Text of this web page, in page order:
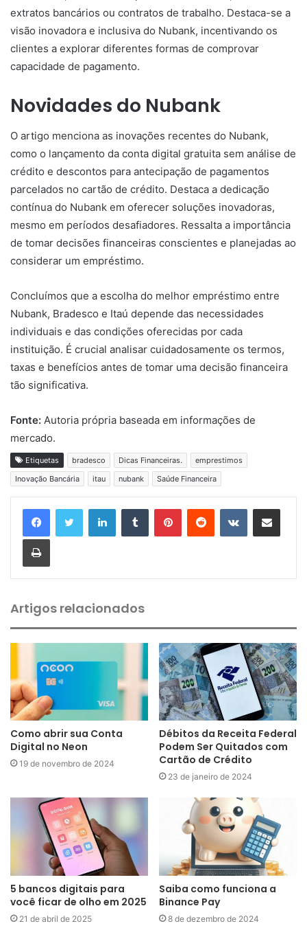
extratos bancários ou contratos de trabalho. Destaca-se a
visão inovadora e inclusiva do Nubank, incentivando os
clientes a explorar diferentes formas de comprovar
capacidade de pagamento.
Novidades do Nubank
O artigo menciona as inovações recentes do Nubank,
como o lançamento da conta digital gratuita sem análise de
crédito e descontos para antecipação de pagamentos
parcelados no cartão de crédito. Destaca a dedicação
contínua do Nubank em oferecer soluções inovadoras,
mesmo em períodos desafiadores. Ressalta a importância
de tomar decisões financeiras conscientes e planejadas ao
considerar um empréstimo.
Concluímos que a escolha do melhor empréstimo entre
Nubank, Bradesco e Itaú depende das necessidades
individuais e das condições oferecidas por cada
instituição. É crucial analisar cuidadosamente os termos,
taxas e benefícios antes de tomar uma decisão financeira
tão significativa.
Fonte: Autoria própria baseada em informações de
mercado.
Etiquetas bradesco Dicas Financeiras.
emprestimos
Inovação Bancária
itau nubank Saúde Financeira
Artigos relacionados
Como abrir sua Conta
Digital no Neon
19 de novembro de 2024
Débitos da Receita Federal
Podem Ser Quitados com
Cartão de Crédito
23 de janeiro de 2024
5 bancos digitais para
você ficar de olho em 2025
21 de abril de 2025
Saiba como funciona a
Binance Pay
8 de dezembro de 2024